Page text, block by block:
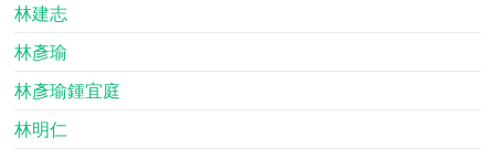
林建志
林彥瑜
林彥瑜鍾宜庭
林明仁